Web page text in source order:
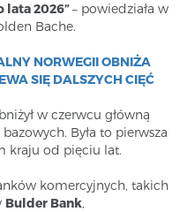
lata 2026”– powiedziała w
Bache.
NORWEGII OBNIŻA
SIĘ DALSZYCH CIĘĆ
w czerwcu główną
Była to pierwsza
kraju od pięciu lat.
komercyjnych, takich
Bulder Bank,